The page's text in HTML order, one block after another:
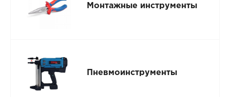
Монтажные инструменты
Пневмоинструменты